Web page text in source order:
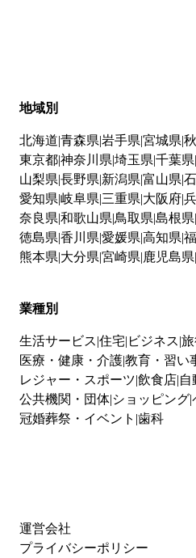
地域別
北海道 青森県 岩手県 宮城県
東京都神奈川県 埼玉県 千葉県
山梨県 長野県 新潟県 富山県
愛知県 岐阜県 三重県 大阪府
奈良県 和歌山県 鳥取県 島根県
徳島県 香川県 愛媛県 高知県
熊本県 大分県 宮崎県 鹿児島県
業種別
生活サービス 住宅 ビジネス
医療・健康・介護教育・習い
レジャー・スポーツ 飲食店 自
公共機関・団体 ショッピング
冠婚葬祭・イベント 歯科
運営会社
プライバシーポリシー